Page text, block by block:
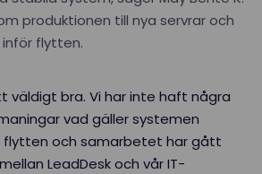
produktionen till nya servrar och
flytten.
väldigt bra. Vi har inte haft några
vad gäller systemen
flytten och samarbetet har gått
LeadDesk och vår IT-